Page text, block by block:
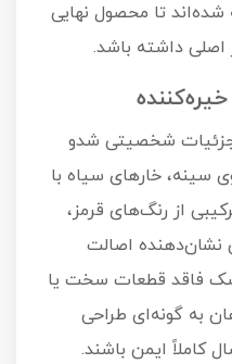
تا محصول نهایی
شخصیتی شدو
سینه، خارهای سیاه با
از رنگ‌های قرمز،
اصالت
فاقد قطعات سخت یا
به گونه‌ای طراحی
کاملاً ایمن باشند.